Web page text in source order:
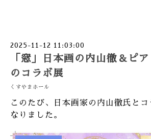
2025-11-12 11:03:00
「窓」日本画の内山徹＆ピ
のコラボ展
くすやまホール
このたび、日本画家の内山徹氏とコ
なりました。